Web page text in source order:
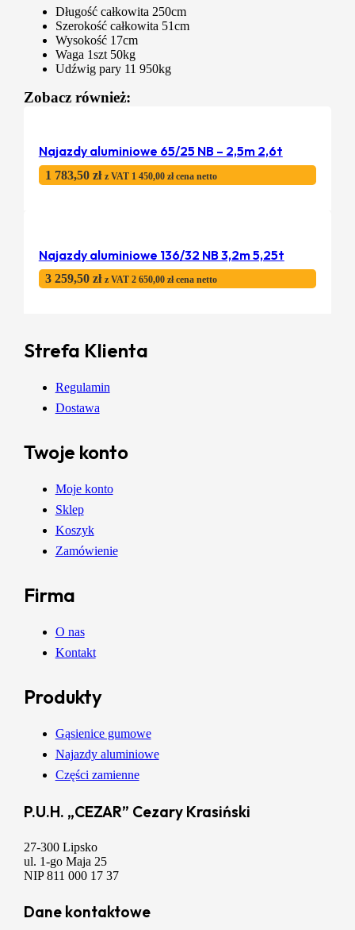
Długość całkowita 250cm
Szerokość całkowita 51cm
Wysokość 17cm
Waga 1szt 50kg
Udźwig pary 11 950kg
Zobacz również:
Najazdy aluminiowe 65/25 NB – 2,5m 2,6t
1 783,50 zł z VAT 1 450,00 złcena netto
Najazdy aluminiowe 136/32 NB 3,2m 5,25t
3 259,50 zł z VAT 2 650,00 złcena netto
Strefa Klienta
Regulamin
Dostawa
Twoje konto
Moje konto
Sklep
Koszyk
Zamówienie
Firma
O nas
Kontakt
Produkty
Gąsienice gumowe
Najazdy aluminiowe
Części zamienne
P.U.H. „CEZAR” Cezary Krasiński
27-300 Lipsko
ul. 1-go Maja 25
NIP 811 000 17 37
Dane kontaktowe